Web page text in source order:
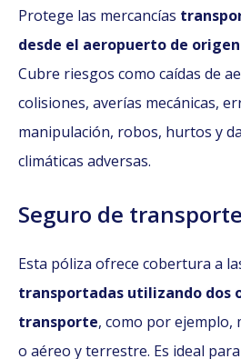
Protege las mercancías
desde el aeropuerto de
Cubre riesgos como caídas de
colisiones, averías mecánicas,
manipulación, robos, hurtos y
climáticas adversas.
Seguro de
Esta póliza ofrece cobertura a
transportadas utilizando dos
transporte, como por
o aéreo y terrestre. Es ideal